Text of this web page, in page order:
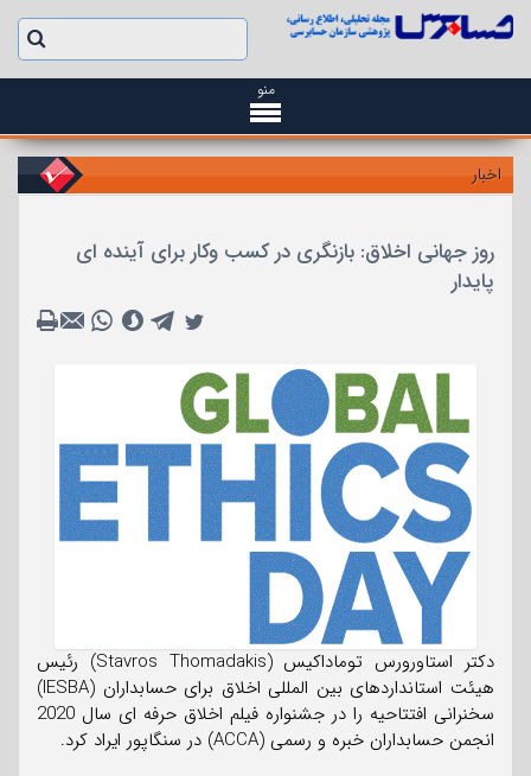
منو
اخبار
روز جهانی اخلاق: بازنگری در کسب وکار برای آینده ای
پایدار
دکتر استاورورس توماداکیس (Stavros Thomadakis) رئیس
هیئت استانداردهای بین المللی اخلاق برای حسابداران (IESBA)
سخنرانی افتتاحیه را در جشنواره فیلم اخلاق حرفه ای سال 2020
انجمن حسابداران خبره و رسمی (ACCA) در سنگاپور ایراد کرد.